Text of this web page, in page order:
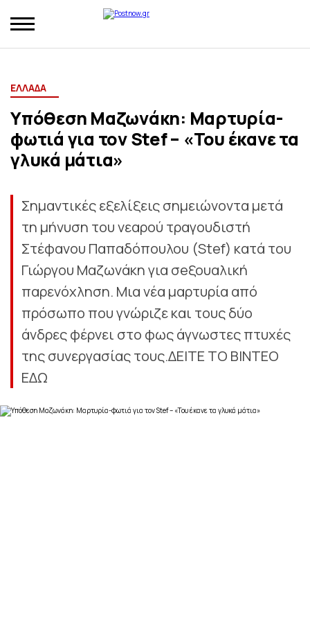
ΕΛΛΑΔΑ
Υπόθεση Μαζωνάκη: Μαρτυρία-
φωτιά για τον Stef – «Του έκανε τα
γλυκά μάτια»
Σημαντικές εξελίξεις σημειώνοντα μετά
τη μήνυση του νεαρού τραγουδιστή
Στέφανου Παπαδόπουλου (Stef) κατά του
Γιώργου Μαζωνάκη για σeξουαλική
παρενόχληση. Μια νέα μαρτυρία από
πρόσωπο που γνώριζε και τους δύο
άνδρες φέρνει στο φως άγνωστες πτυχές
της συνεργασίας τους.ΔΕΙΤΕ ΤΟ ΒΙΝΤΕΟ
ΕΔΩ